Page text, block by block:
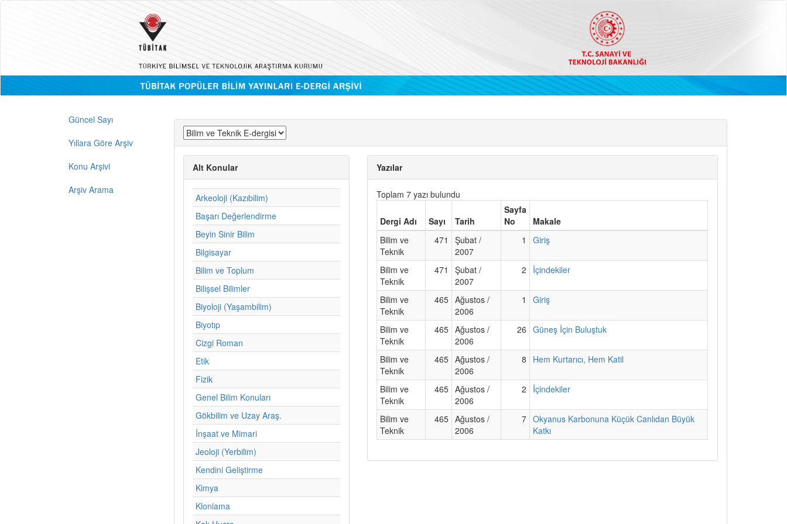
Güncel Sayı
Yıllara Göre Arşiv
Konu Arşivi
Arşiv Arama
Alt Konular
Arkeoloji (Kazıbilim)
Başarı Değerlendirme
Beyin Sinir Bilim
Bilgisayar
Bilim ve Toplum
Bilişsel Bilimler
Biyoloji (Yaşambilim)
Biyotıp
Cizgi Roman
Etik
Fizik
Genel Bilim Konuları
Gökbilim ve Uzay Araş.
İnşaat ve Mimari
Jeoloji (Yerbilim)
Kendini Geliştirme
Kimya
Klonlama
Yazılar
Toplam 7 yazı bulundu
Dergi Adı Sayı Tarih
Sayfa
No
Makale
Bilim ve
Teknik
471
Şubat /
2007
1 Giriş
Bilim ve
Teknik
471
Şubat /
2007
2 İçindekiler
Bilim ve
Teknik
465 Ağustos /
2006
1 Giriş
Bilim ve
Teknik
465 Ağustos /
2006
26 Güneş İçin Buluştuk
Bilim ve
Teknik
465 Ağustos /
2006
8 Hem Kurtarıcı, Hem Katil
Bilim ve
Teknik
465 Ağustos /
2006
2 İçindekiler
Bilim ve
Teknik
465 Ağustos /
2006
7 Okyanus Karbonuna Küçük Canlıdan Büyük
Katkı